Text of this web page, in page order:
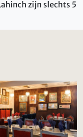
zijn slechts 5